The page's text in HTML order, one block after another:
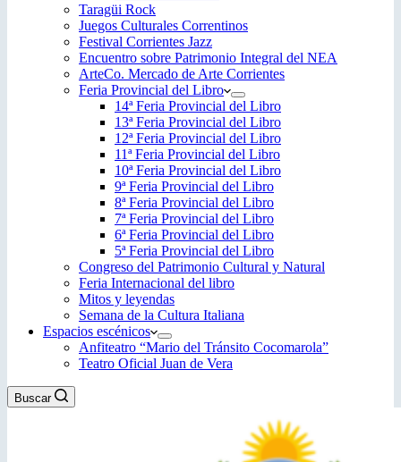
Taragüi Rock
Juegos Culturales Correntinos
Festival Corrientes Jazz
Encuentro sobre Patrimonio Integral del NEA
ArteCo. Mercado de Arte Corrientes
Feria Provincial del Libro
14ª Feria Provincial del Libro
13ª Feria Provincial del Libro
12ª Feria Provincial del Libro
11ª Feria Provincial del Libro
10ª Feria Provincial del Libro
9ª Feria Provincial del Libro
8ª Feria Provincial del Libro
7ª Feria Provincial del Libro
6ª Feria Provincial del Libro
5ª Feria Provincial del Libro
Congreso del Patrimonio Cultural y Natural
Feria Internacional del libro
Mitos y leyendas
Semana de la Cultura Italiana
Espacios escénicos
Anfiteatro “Mario del Tránsito Cocomarola”
Teatro Oficial Juan de Vera
Buscar